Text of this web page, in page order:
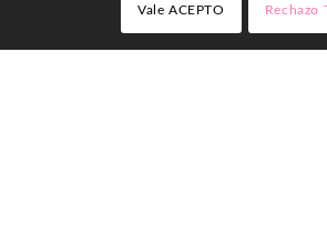
Vale ACEPTO Rechazo